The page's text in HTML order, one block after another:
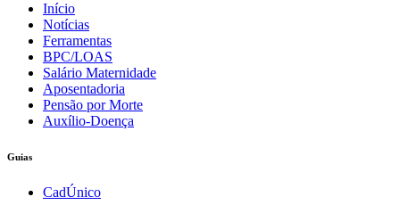
Início
Notícias
Ferramentas
BPC/LOAS
Salário Maternidade
Aposentadoria
Pensão por Morte
Auxílio-Doença
Guias
CadÚnico